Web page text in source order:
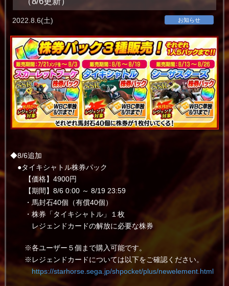
お知らせ
2022.8.6(土)
◆8/6追加
●タイキシャトル株券パック
【価格】4900円
【期間】8/6 0:00 ～ 8/19 23:59
・馬封石40個（有償40個）
・株券「タイキシャトル」１枚
レジェンドカードの解放に必要な株券
※各ユーザー５個まで購入可能です。
※レジェンドカードについては以下をご確認ください。
https://starhorse.sega.jp/shpocket/plus/newelement.html